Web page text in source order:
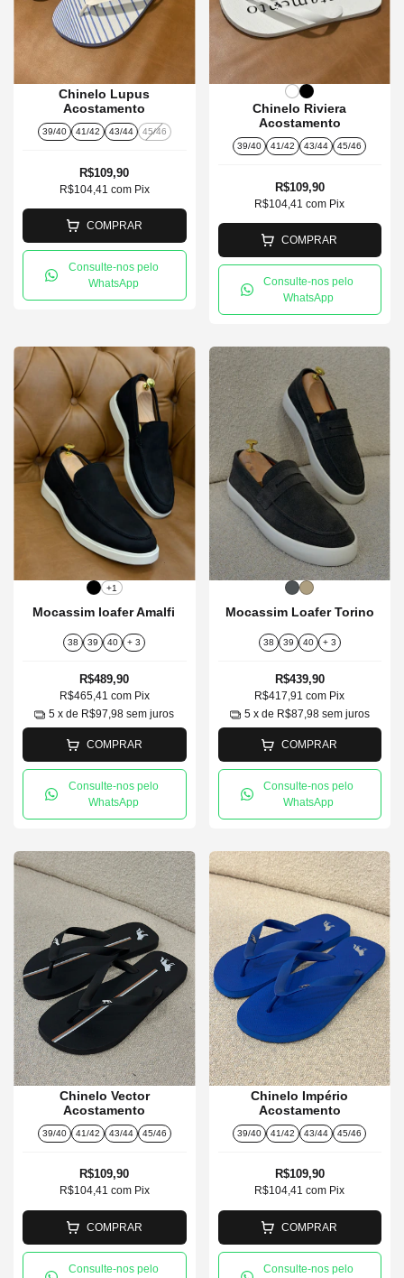
Chinelo Lupus
Acostamento
39/40 41/42 43/44 45/46
R$109,90
R$104,41 com Pix
COMPRAR
Consulte-nos pelo
WhatsApp
Chinelo Riviera
Acostamento
39/40 41/42 43/44 45/46
R$109,90
R$104,41com Pix
COMPRAR
Consulte-nos pelo
WhatsApp
+1
Mocassim loafer Amalfi
38 39 40 + 3
R$489,90
R$465,41 com Pix
5 x de R$97,98 sem juros
COMPRAR
Consulte-nos pelo
WhatsApp
Mocassim Loafer Torino
38 39 40 + 3
R$439,90
R$417,91com Pix
5 x de R$87,98 sem juros
COMPRAR
Consulte-nos pelo
WhatsApp
Chinelo Vector
Acostamento
39/40 41/42 43/44 45/46
R$109,90
R$104,41 com Pix
COMPRAR
Consulte-nos pelo
Chinelo Império
Acostamento
39/40 41/42 43/44 45/46
R$109,90
R$104,41com Pix
COMPRAR
Consulte-nos pelo